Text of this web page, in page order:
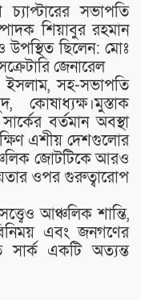
চ্যাপ্টারের সভাপতি
শিয়াবুর রহমান
উপস্থিত ছিলেন: মোঃ
জেনারেল
সহ-সভাপতি
কোষাধ্যক্ষ।মুস্তাক
বর্তমান অবস্থা
এশীয় দেশগুলোর
জোটটিকে আরও
ওপর গুরুত্বারোপ
আঞ্চলিক শান্তি,
এবং জনগণের
সার্ক একটি অত্যন্ত